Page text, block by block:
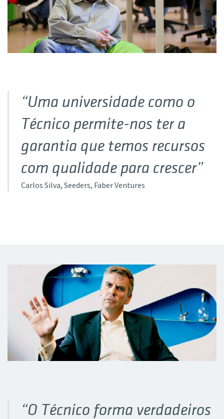
“Uma universidade como o
Técnico permite-nos ter a
garantia que temos recursos
com qualidade para crescer”
Carlos Silva, Seeders, Faber Ventures
“O Técnico forma verdadeiros